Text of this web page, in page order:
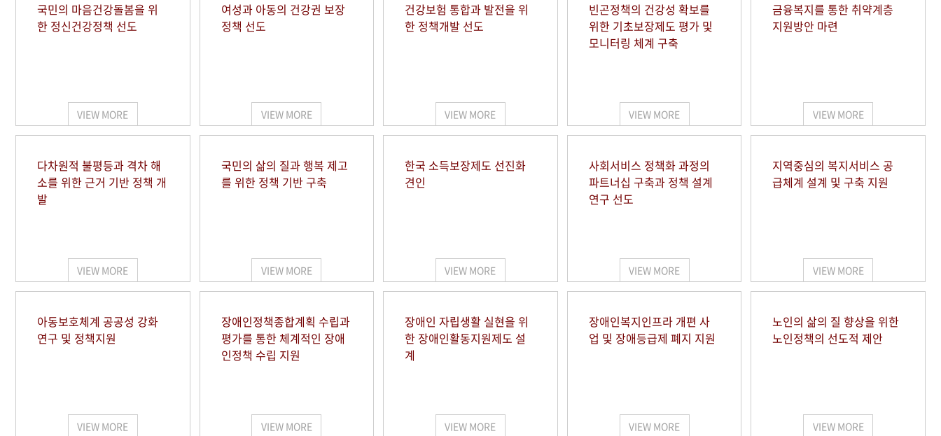
국민의 마음건강돌봄을 위
한 정신건강정책 선도
VIEW MORE
여성과 아동의 건강권 보장
정책 선도
VIEW MORE
건강보험 통합과 발전을 위
한 정책개발 선도
VIEW MORE
빈곤정책의 건강성 확보를
위한 기초보장제도 평가 및
모니터링 체계 구축
VIEW MORE
금융복지를 통한 취약계층
지원방안 마련
VIEW MORE
다차원적 불평등과 격차 해
소를 위한 근거 기반 정책 개
발
VIEW MORE
국민의 삶의 질과 행복 제고
를 위한 정책 기반 구축
VIEW MORE
한국 소득보장제도 선진화
견인
VIEW MORE
사회서비스 정책화 과정의
파트너십 구축과 정책 설계
연구 선도
VIEW MORE
지역중심의 복지서비스 공
급체계 설계 및 구축 지원
VIEW MORE
아동보호체계 공공성 강화
연구 및 정책지원
VIEW MORE
장애인정책종합계획 수립과
평가를 통한 체계적인 장애
인정책 수립 지원
VIEW MORE
장애인 자립생활 실현을 위
한 장애인활동지원제도 설
계
VIEW MORE
장애인복지인프라 개편 사
업 및 장애등급제 폐지 지원
VIEW MORE
노인의 삶의 질 향상을 위한
노인정책의 선도적 제안
VIEW MORE